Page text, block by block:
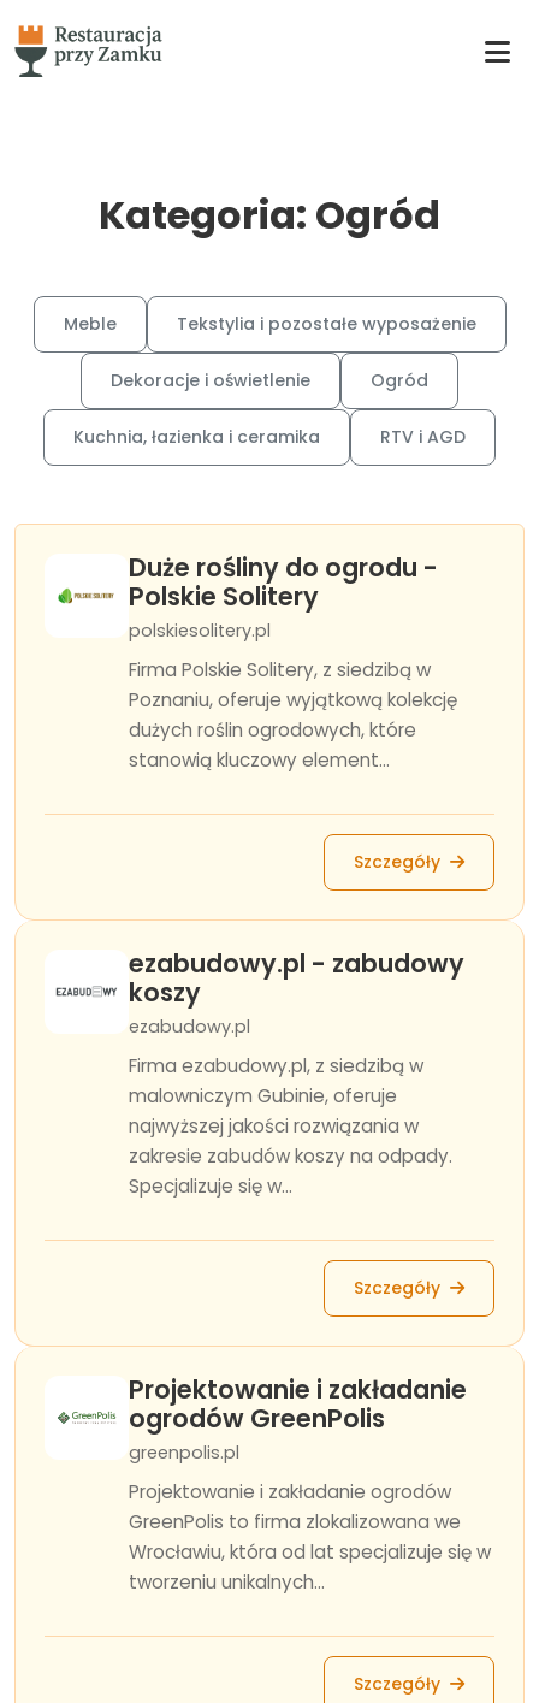
Kategoria: Ogród
Meble Tekstylia i pozostałe wyposażenie
Dekoracje i oświetlenie Ogród
Kuchnia, łazienka i ceramika RTV i AGD
Duże rośliny do ogrodu -
Polskie Solitery
polskiesolitery.pl
Firma Polskie Solitery, z siedzibą w
Poznaniu, oferuje wyjątkową kolekcję
dużych roślin ogrodowych, które
stanowią kluczowy element...
Szczegóły
ezabudowy.pl - zabudowy
koszy
ezabudowy.pl
Firma ezabudowy.pl, z siedzibą w
malowniczym Gubinie, oferuje
najwyższej jakości rozwiązania w
zakresie zabudów koszy na odpady.
Specjalizuje się w...
Szczegóły
Projektowanie i zakładanie
ogrodów GreenPolis
greenpolis.pl
Projektowanie i zakładanie ogrodów
GreenPolis to firma zlokalizowana we
Wrocławiu, która od lat specjalizuje się w
tworzeniu unikalnych...
Szczegóły